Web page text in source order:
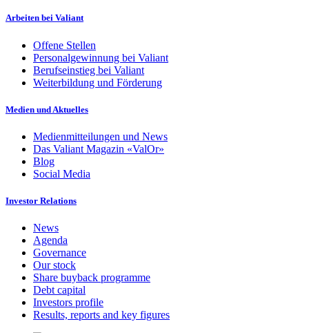
Arbeiten bei Valiant
Offene Stellen
Personalgewinnung bei Valiant
Berufseinstieg bei Valiant
Weiterbildung und Förderung
Medien und Aktuelles
Medienmitteilungen und News
Das Valiant Magazin «ValOr»
Blog
Social Media
Investor Relations
News
Agenda
Governance
Our stock
Share buyback programme
Debt capital
Investors profile
Results, reports and key figures